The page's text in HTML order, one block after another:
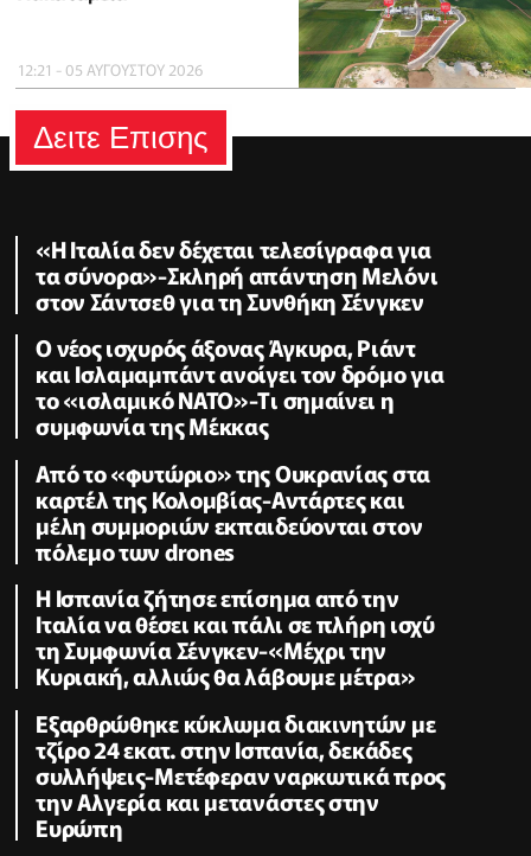
12:21 - 05 ΑΥΓΟΥΣΤΟΥ 2026
Δειτε Επισης
«Η Ιταλία δεν δέχεται τελεσίγραφα για
τα σύνορα»-Σκληρή απάντηση Μελόνι
στον Σάντσεθ για τη Συνθήκη Σένγκεν
O νέος ισχυρός άξονας Άγκυρα, Ριάντ
και Ισλαμαμπάντ ανοίγει τον δρόμο για
το «ισλαμικό ΝΑΤΟ»-Tι σημαίνει η
συμφωνία της Μέκκας
Από το «φυτώριο» της Ουκρανίας στα
καρτέλ της Κολομβίας-Αντάρτες και
μέλη συμμοριών εκπαιδεύονται στον
πόλεμο των drones
Η Ισπανία ζήτησε επίσημα από την
Ιταλία να θέσει και πάλι σε πλήρη ισχύ
τη Συμφωνία Σένγκεν-«Μέχρι την
Κυριακή, αλλιώς θα λάβουμε μέτρα»
Εξαρθρώθηκε κύκλωμα διακινητών με
τζίρο 24 εκατ. στην Ισπανία, δεκάδες
συλλήψεις-Μετέφεραν ναρκωτικά προς
την Αλγερία και μετανάστες στην
Ευρώπη